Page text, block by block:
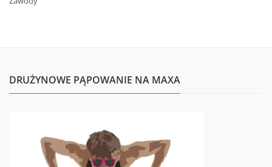
DRUŻYNOWE PĄPOWANIE NA MAXA